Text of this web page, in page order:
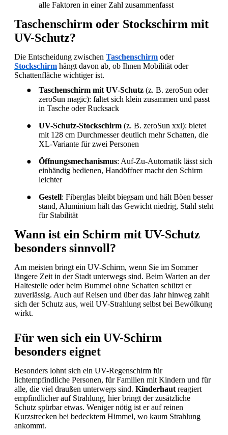
alle Faktoren in einer Zahl zusammenfasst
Taschenschirm oder Stockschirm mit
UV-Schutz?
Die Entscheidung zwischen Taschenschirm oder
Stockschirm hängt davon ab, ob Ihnen Mobilität oder
Schattenfläche wichtiger ist.
●
Taschenschirm mit UV-Schutz (z. B. zeroSun oder
zeroSun magic): faltet sich klein zusammen und passt
in Tasche oder Rucksack
●
UV-Schutz-Stockschirm (z. B. zeroSun xxl): bietet
mit 128 cm Durchmesser deutlich mehr Schatten, die
XL-Variante für zwei Personen
●
Öffnungsmechanismus: Auf-Zu-Automatik lässt sich
einhändig bedienen, Handöffner macht den Schirm
leichter
●
Gestell: Fiberglas bleibt biegsam und hält Böen besser
stand, Aluminium hält das Gewicht niedrig, Stahl steht
für Stabilität
Wann ist ein Schirm mit UV-Schutz
besonders sinnvoll?
Am meisten bringt ein UV-Schirm, wenn Sie im Sommer
längere Zeit in der Stadt unterwegs sind. Beim Warten an der
Haltestelle oder beim Bummel ohne Schatten schützt er
zuverlässig. Auch auf Reisen und über das Jahr hinweg zahlt
sich der Schutz aus, weil UV-Strahlung selbst bei Bewölkung
wirkt.
Für wen sich ein UV-Schirm
besonders eignet
Besonders lohnt sich ein UV-Regenschirm für
lichtempfindliche Personen, für Familien mit Kindern und für
alle, die viel draußen unterwegs sind. Kinderhaut reagiert
empfindlicher auf Strahlung, hier bringt der zusätzliche
Schutz spürbar etwas. Weniger nötig ist er auf reinen
Kurzstrecken bei bedecktem Himmel, wo kaum Strahlung
ankommt.